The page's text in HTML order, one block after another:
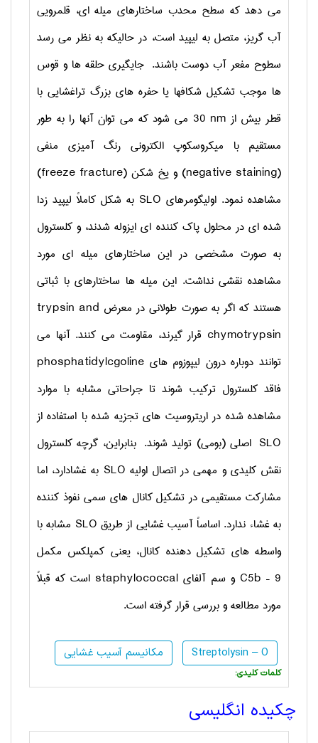
می دهد که سطح محدب ساختارهای میله ای، قلمرویی
آب گریز، متصل به لیپید است، در حالیکه به نظر می رسد
سطوح مفعر آب دوست باشند. جایگیری حلقه ها و قوس
ها موجب تشکیل شکافها یا حفره های بزرگ تراغشایی با
قطر بیش از 30 nm می شود که می توان آنها را به طور
مستقیم با میکروسکوپ الکترونی رنگ آمیزی منفی
(negative staining) و یخ شکن (freeze fracture)
مشاهده نمود. اولیگومرهای SLO به شکل کاملاً لیپید زدا
شده ای در محلول پاک کننده ای ایزوله شدند، و کلسترول
به صورت مشخصی در این ساختارهای میله ای مورد
مشاهده نقشی نداشت. این میله ها ساختارهای با ثباتی
هستند که اگر به صورت طولانی در معرض trypsin and
chymotrypsin قرار گیرند، مقاومت می کنند. آنها می
توانند دوباره درون لیپوزوم های phosphatidylcgoline
فاقد کلسترول ترکیب شوند تا جراحاتی مشابه با موارد
مشاهده شده در اریتروسیت های تجزیه شده با استفاده از
SLO اصلی (بومی) تولید شوند. بنابراین، گرچه کلسترول
نقش کلیدی و مهمی در اتصال اولیه SLO به غشادارد، اما
مشارکت مستقیمی در تشکیل کانال های سمی نفوذ کننده
به غشاء ندارد. اساساً آسیب غشایی از طریق SLO مشابه با
واسطه های تشکیل دهنده کانال، یعنی کمپلکس مکمل
C5b – 9 و سم آلفای staphylococcal است که قبلاً
مورد مطالعه و بررسی قرار گرفته است.
مکانیسم آسیب غشایی Streptolysin – O
:کلمات کلیدی
چکیده انگلیسی